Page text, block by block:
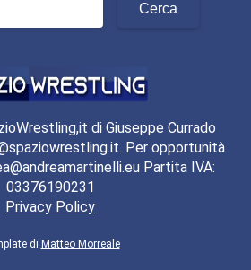
di Giuseppe Currado
Per opportunità
Partita IVA:
03376190231
Privacy Policy
di Matteo Morreale